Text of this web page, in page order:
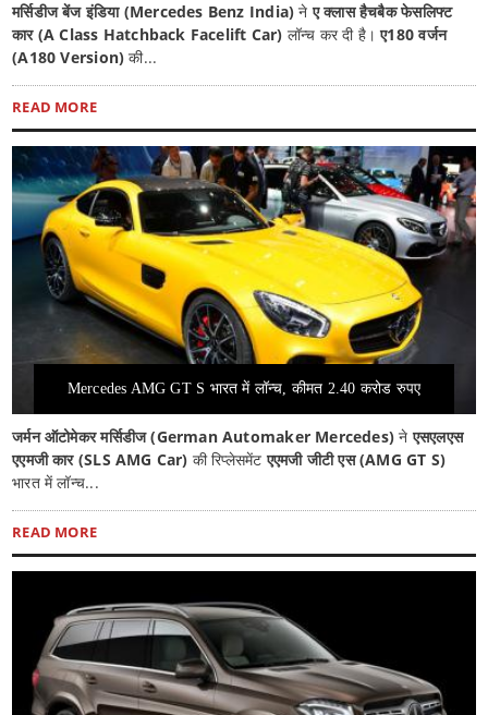
मर्सिडीज बेंज इंडिया (Mercedes Benz India)ने ए क्लास हैचबैक फेसलिफ्ट
कार (A Class Hatchback Facelift Car) लॉन्च कर दी है। ए180 वर्जन
(A180 Version)की...
READ MORE
Mercedes AMG GT S भारत में लॉन्च, कीमत 2.40 करोड रुपए
जर्मन ऑटोमेकर मर्सिडीज (German Automaker Mercedes) नेएसएलएस
एएमजी कार (SLS AMG Car) की रिप्लेसमेंटएएमजी जीटी एस (AMG GT S)
भारत में लॉन्च...
READ MORE